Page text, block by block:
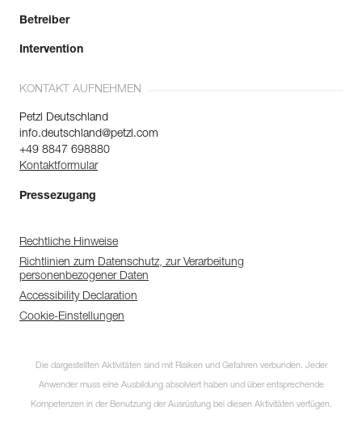
Betreiber
Intervention
KONTAKT AUFNEHMEN
Petzl Deutschland
info.deutschland@petzl.com
+49 8847 698880
Kontaktformular
Pressezugang
Rechtliche Hinweise
Richtlinien zum Datenschutz, zur Verarbeitung
personenbezogener Daten
Accessibility Declaration
Cookie-Einstellungen
Die dargestellten Aktivitäten sind mit Risiken und Gefahren verbunden. Jeder
Anwender muss eine Ausbildung absolviert haben und über entsprechende
Kompetenzen in der Benutzung der Ausrüstung bei diesen Aktivitäten verfügen.